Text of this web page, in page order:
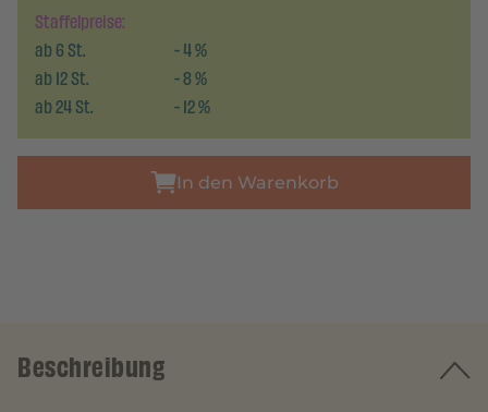
Staffelpreise:
ab6St. -4%
ab12St. -8%
ab24St. -12%
In den Warenkorb
Beschreibung